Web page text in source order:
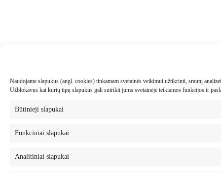
Naudojame slapukus (angl. cookies) tinkamam svetainės veikimui užtikrinti, srautų
Užblokavus kai kurių tipų slapukus gali sutrikti jums svetainėje teikiamos funkcijos ir
Būtinieji slapukai
Funkciniai slapukai
Analitiniai slapukai